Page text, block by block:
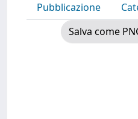
Pubblicazione
Salva come